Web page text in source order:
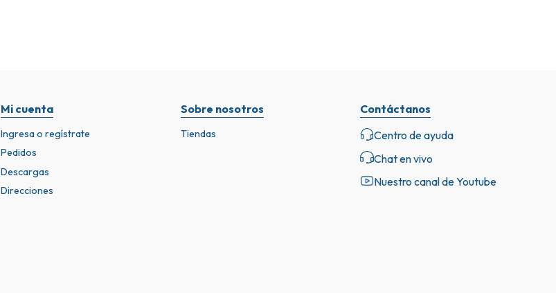
Mi cuenta
Ingresa o regístrate
Pedidos
Descargas
Direcciones
Sobre nosotros
Tiendas
Contáctanos
Centro de ayuda
Chat en vivo
Nuestro canal de Youtube